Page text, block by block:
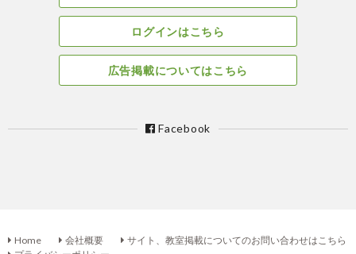
ログインはこちら
広告掲載についてはこちら
Facebook
Home 会社概要
サイト、教室掲載についてのお問い合わせはこちら